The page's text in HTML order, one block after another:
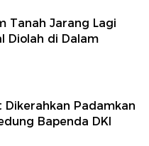
Tanah Jarang Lagi
Diolah di Dalam
Padamkan
Bapenda DKI